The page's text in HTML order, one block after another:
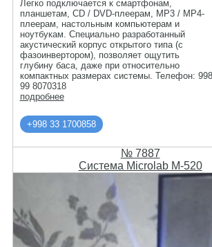
Легко подключается к смартфонам,
планшетам, CD / DVD-плеерам, MP3 / MP4-
плеерам, настольным компьютерам и
ноутбукам. Специально разработанный
акустический корпус открытого типа (с
фазоинвертором), позволяет ощутить
глубину баса, даже при относительно
компактных размерах системы. Телефон: 998
99 8070318
подробнее
+998 33 1700858
№ 7887
Система Microlab M-520